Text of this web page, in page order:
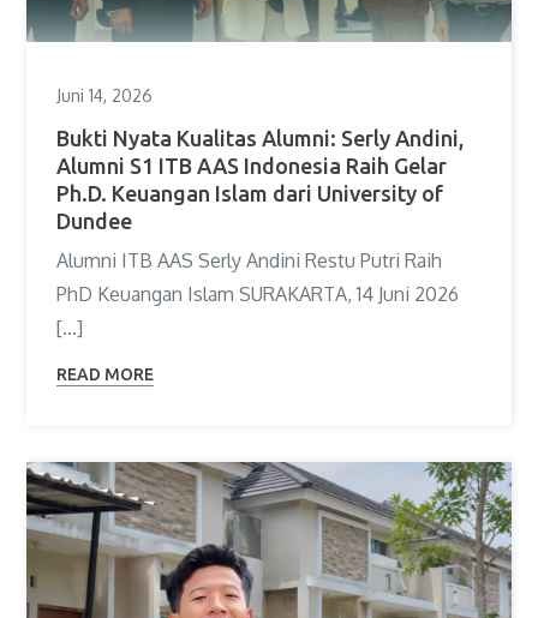
Juni 14, 2026
Bukti Nyata Kualitas Alumni: Serly Andini,
Alumni S1 ITB AAS Indonesia Raih Gelar
Ph.D. Keuangan Islam dari University of
Dundee
Alumni ITB AAS Serly Andini Restu Putri Raih
PhD Keuangan Islam SURAKARTA, 14 Juni 2026
[…]
READ MORE